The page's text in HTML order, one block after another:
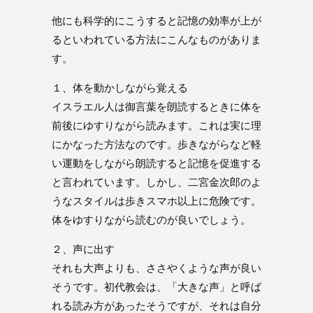
他にも科学的にこうすると記憶の効率が上が
るといわれている方法にこんなものがありま
す。
１、体を動かしながら覚える
イスラエル人は御言葉を朗読するときに体を
前後にゆすりながら読みます。これは実に理
にかなった方法なのです。歩きながらなど軽
い運動をしながら朗読すると記憶を促進する
と言われています。しかし、二宮金次郎のよ
うなスタイルは歩きスマホ以上に危険です。
体をゆすりながら読むのが良いでしょう。
２、声に出す
それも大声よりも、ささやくような声が良い
そうです。初代教会は、「大きな声」と呼ば
れる読み方があったそうですが、それは自分